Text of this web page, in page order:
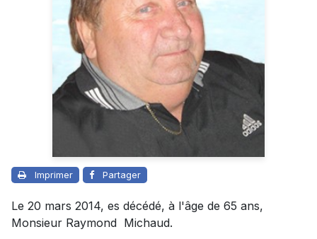
Imprimer Partager
Le 20 mars 2014, es décédé, à l'âge de 65 ans,
Monsieur Raymond Michaud.